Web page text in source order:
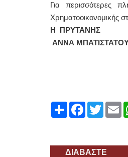
Για περισσότερες
Χρηματοοικονομικής
Η ΠΡΥΤΑΝΗΣ
ΑΝΝΑ
ShareFacebook
Twitter
ΔΙΑΒΑΣΤΕ